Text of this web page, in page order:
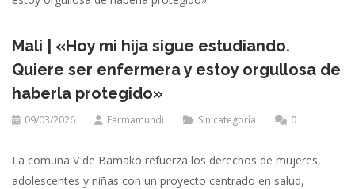
Mali | «Hoy mi hija sigue estudiando.
Quiere ser enfermera y estoy orgullosa de
haberla protegido»
09/03/2026 Farmamundi Sin categoría 0
La comuna V de Bamako refuerza los derechos de mujeres,
adolescentes y niñas con un proyecto centrado en salud,